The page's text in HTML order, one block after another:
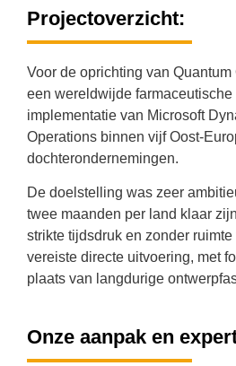
Projectoverzicht:
Voor de oprichting van Quantum
een wereldwijde
implementatie van Microsoft
Operations binnen vijf Oost-
dochterondernemingen.
De doelstelling was zeer
twee maanden per land klaar
strikte tijdsdruk en zonder
vereiste directe uitvoering, met
plaats van langdurige
Onze aanpak en